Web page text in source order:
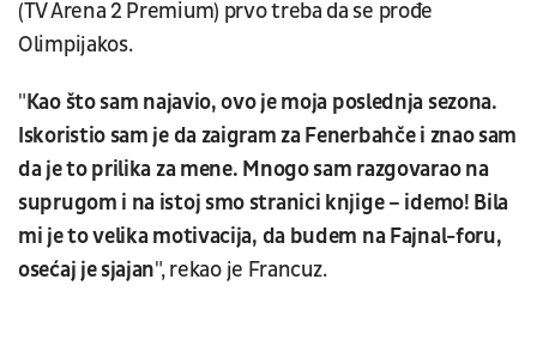
(TV Arena 2 Premium) prvo treba da se prođe
Olimpijakos.
"Kao što sam najavio, ovo je moja poslednja sezona.
Iskoristio sam je da zaigram za Fenerbahče i znao sam
da je to prilika za mene. Mnogo sam razgovarao na
suprugom i na istoj smo stranici knjige – idemo! Bila
mi je to velika motivacija, da budem na Fajnal-foru,
osećaj je sjajan", rekao je Francuz.